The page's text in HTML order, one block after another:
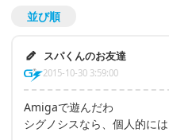
並び順
スパくんのお友達
2015-10-30 3:59:00
Amigaで遊んだわ
シグノシスなら、個人的に